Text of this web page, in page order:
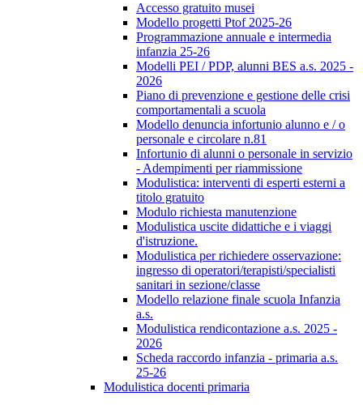
Accesso gratuito musei
Modello progetti Ptof 2025-26
Programmazione annuale e intermedia
infanzia 25-26
Modelli PEI / PDP, alunni BES a.s. 2025 -
2026
Piano di prevenzione e gestione delle crisi
comportamentali a scuola
Modello denuncia infortunio alunno e / o
personale e circolare n.81
Infortunio di alunni o personale in servizio
- Adempimenti per riammissione
Modulistica: interventi di esperti esterni a
titolo gratuito
Modulo richiesta manutenzione
Modulistica uscite didattiche e i viaggi
d'istruzione.
Modulistica per richiedere osservazione:
ingresso di operatori/terapisti/specialisti
sanitari in sezione/classe
Modello relazione finale scuola Infanzia
a.s.
Modulistica rendicontazione a.s. 2025 -
2026
Scheda raccordo infanzia - primaria a.s.
25-26
Modulistica docenti primaria